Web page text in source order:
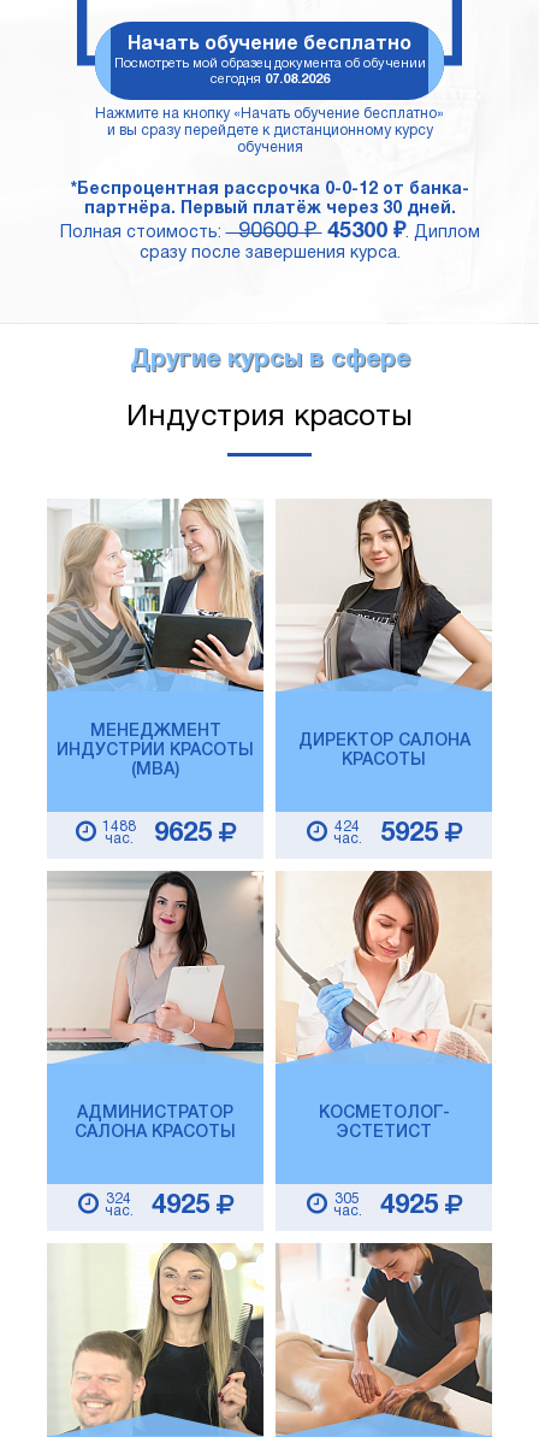
Начать обучение бесплатно
Посмотреть мой образец документа об обучении
сегодня 07.08.2026
Нажмите на кнопку «Начать обучение бесплатно»
и вы сразу перейдете к дистанционному курсу
обучения
*Беспроцентная рассрочка 0-0-12 от банка-
партнёра. Первый платёж через 30 дней.
Полная стоимость:90600 ₽ 45300 ₽. Диплом
сразу после завершения курса.
Другие курсы в сфере
Индустрия красоты
МЕНЕДЖМЕНТ
ИНДУСТРИИ КРАСОТЫ
(MBA)
1488
час.
9625
ДИРЕКТОР САЛОНА
КРАСОТЫ
424
час.
5925
АДМИНИСТРАТОР
САЛОНА КРАСОТЫ
324
час.
4925
КОСМЕТОЛОГ-
ЭСТЕТИСТ
305
час.
4925